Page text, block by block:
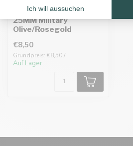
Biothane adapter
25MM Military
Olive/Rosegold
€8,50
Grundpreis: €8,50 /
Auf Lager